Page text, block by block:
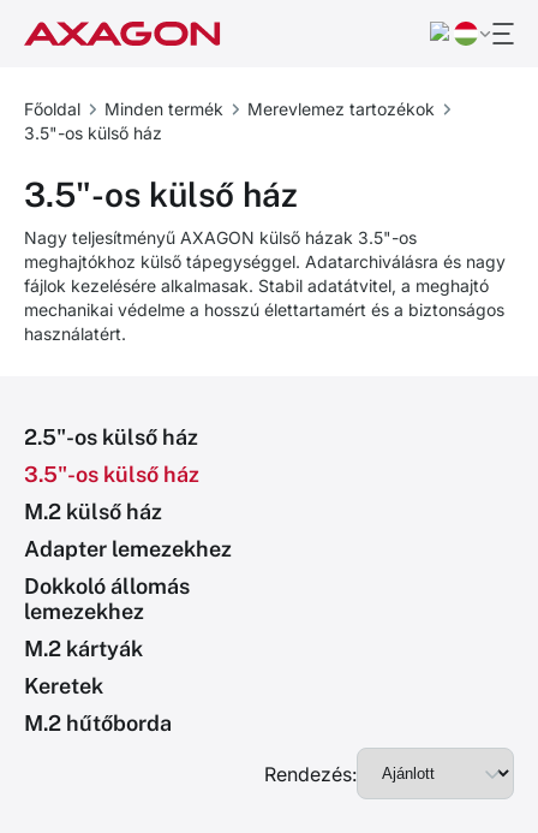
Főoldal Minden termék
Merevlemez tartozékok
3.5"-os külső ház
3.5"-os külső ház
Nagy teljesítményű AXAGON külső házak 3.5"-os
meghajtókhoz külső tápegységgel. Adatarchiválásra és nagy
fájlok kezelésére alkalmasak. Stabil adatátvitel, a meghajtó
mechanikai védelme a hosszú élettartamért és a biztonságos
használatért.
2.5"-os külső ház
3.5"-os külső ház
M.2 külső ház
Adapter lemezekhez
Dokkoló állomás
lemezekhez
M.2 kártyák
Keretek
M.2 hűtőborda
Rendezés: